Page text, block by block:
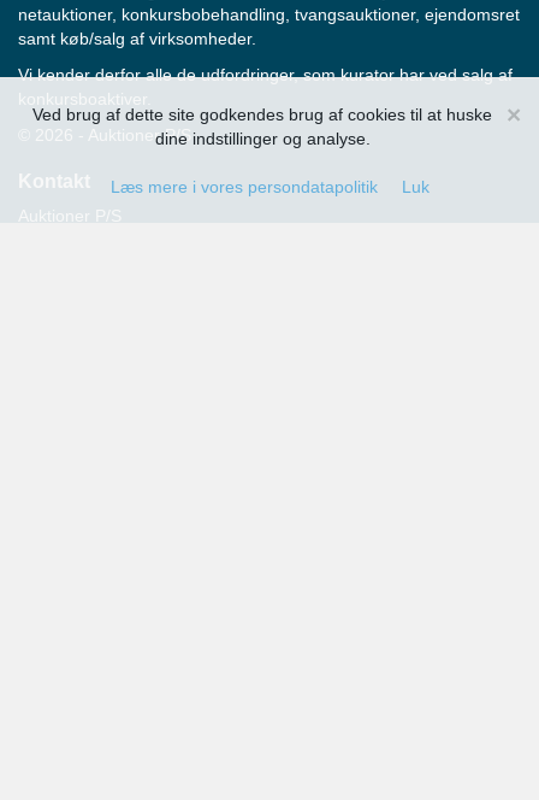
×
Ved brug af dette site godkendes brug af cookies til at huske
dine indstillinger og analyse.
Læs mere i vores persondatapolitik Luk
netauktioner, konkursbobehandling, tvangsauktioner, ejendomsret
samt køb/salg af virksomheder.
Vi kender derfor alle de udfordringer, som kurator har ved salg af
konkursboaktiver.
© 2026 - Auktioner P/S
Kontakt
Auktioner P/S